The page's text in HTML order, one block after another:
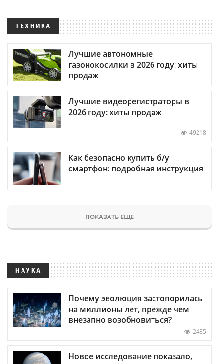
ТЕХНИКА
Лучшие автономные
газонокосилки в 2026 году: хиты
продаж
Лучшие видеорегистраторы в
2026 году: хиты продаж
49218
Как безопасно купить б/у
смартфон: подробная инструкция
ПОКАЗАТЬ ЕЩЕ
НАУКА
Почему эволюция застопорилась
на миллионы лет, прежде чем
внезапно возобновиться?
2485
Новое исследование показало,